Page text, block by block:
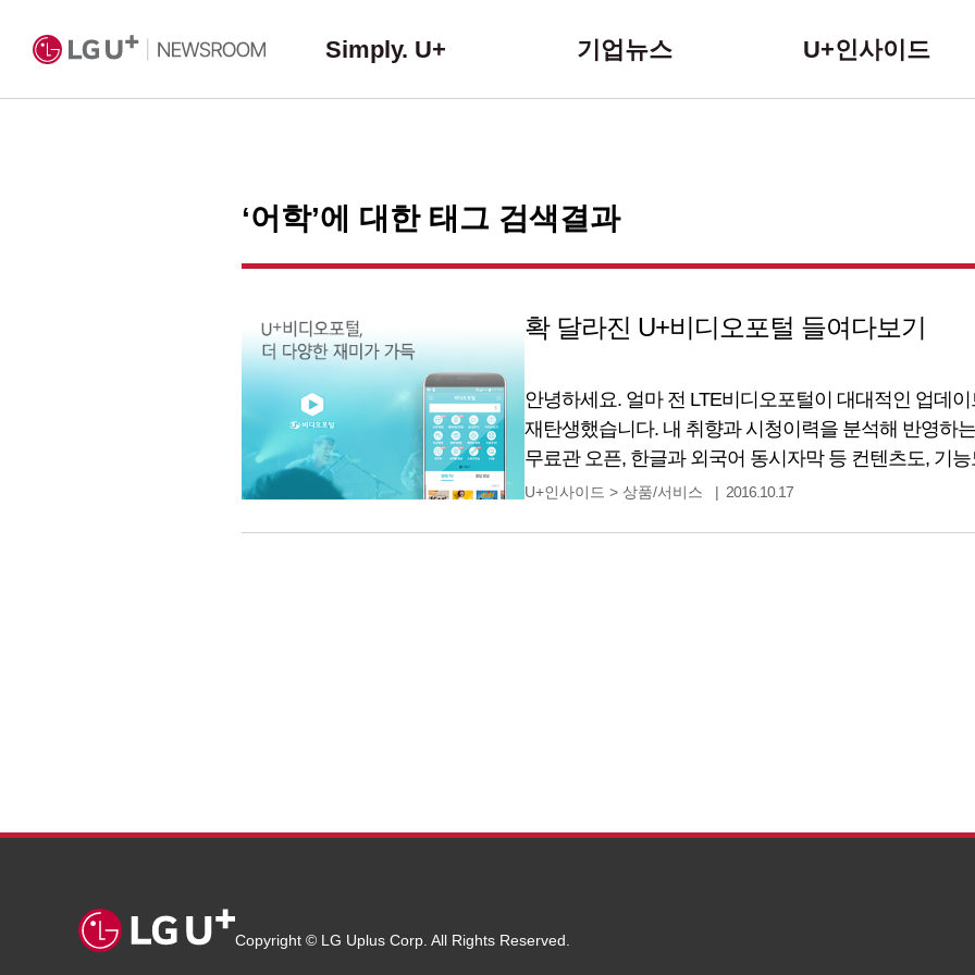
Simply. U+ 기업뉴스 U+인사이드
‘어학’에 대한 태그 검색결과
확 달라진 U+비디오포털 들여다보기
안녕하세요. 얼마 전 LTE비디오포털이 대대적인 업데
재탄생했습니다. 내 취향과 시청이력을 분석해 반영하
무료관 오픈, 한글과 외국어 동시자막 등 컨텐츠도, 기
주요 업데이트 기능은 무엇이 있는지, 어떻게 사용하면
U+인사이드 > 상품/서비스 2016.10.17
Copyright © LG Uplus Corp. All Rights Reserved.